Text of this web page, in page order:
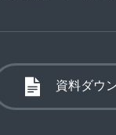
資料ダウ